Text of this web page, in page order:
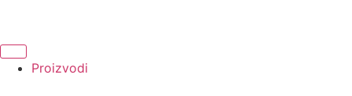
Proizvodi